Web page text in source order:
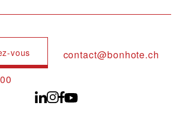
vous
contact@bonhote.ch